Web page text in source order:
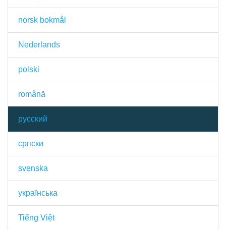
norsk bokmål
Nederlands
polski
română
русский
српски
svenska
українська
Tiếng Việt